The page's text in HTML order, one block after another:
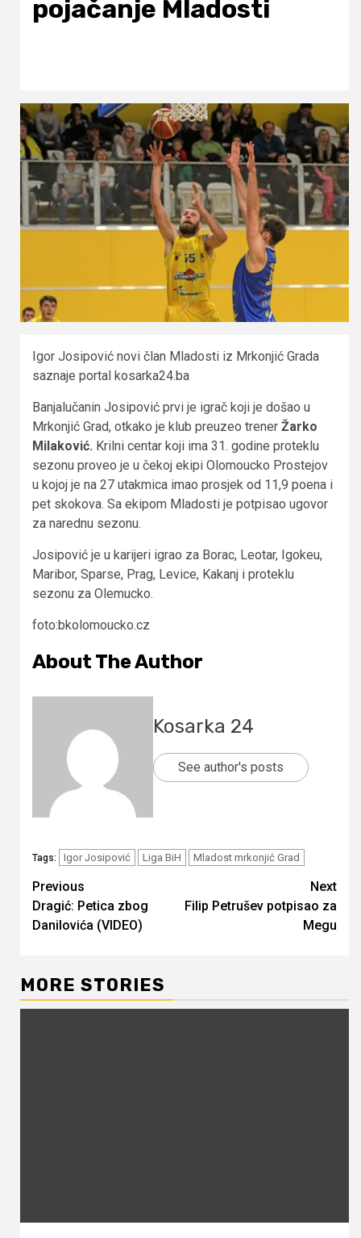
pojačanje Mladosti
Igor Josipović novi član Mladosti iz Mrkonjić Grada
saznaje portal kosarka24.ba
Banjalučanin Josipović prvi je igrač koji je došao u
Mrkonjić Grad, otkako je klub preuzeo trener Žarko
Milaković. Krilni centar koji ima 31. godine proteklu
sezonu proveo je u čekoj ekipi Olomoucko Prostejov
u kojoj je na 27 utakmica imao prosjek od 11,9 poena i
pet skokova. Sa ekipom Mladosti je potpisao ugovor
za narednu sezonu.
Josipović je u karijeri igrao za Borac, Leotar, Igokeu,
Maribor, Sparse, Prag, Levice, Kakanj i proteklu
sezonu za Olemucko.
foto:bkolomoucko.cz
About The Author
Kosarka 24
See author's posts
Tags: Igor Josipović Liga BiH Mladost mrkonjić Grad
Continue
Reading
Previous
Dragić: Petica zbog
Danilovića (VIDEO)
Next
Filip Petrušev potpisao za
Megu
MORE STORIES